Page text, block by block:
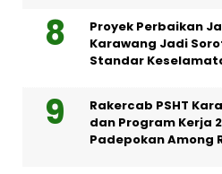
Proyek Perbaikan
Karawang Jadi
Standar
Rakercab PSHT
dan Program Kerja
Padepokan Among